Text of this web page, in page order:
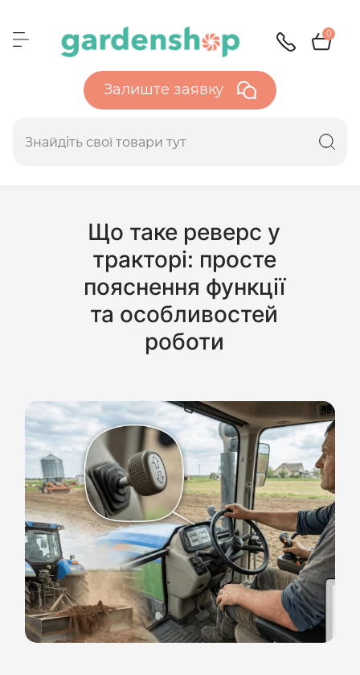
0
Залиште заявку
Що таке реверс у
тракторі: просте
пояснення функції
та особливостей
роботи